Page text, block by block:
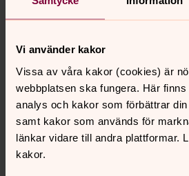
Vi använder kakor
Vissa av våra kakor (cookies) är
webbplatsen ska fungera. Här
analys och kakor som förbättrar din
samt kakor som används för
länkar vidare till andra plattformar.
kakor.